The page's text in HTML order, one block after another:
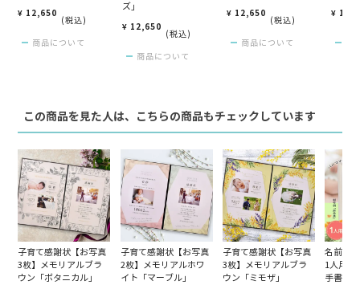
¥ 12,650
税込
商品について
ズ」
¥ 12,650
税込
商品について
¥ 12,650
税込
商品について
¥
この商品を見た人は、こちらの商品もチェックしています
子育て感謝状【お写真
3枚】メモリアルブラ
ウン「ボタニカル」
子育て感謝状【お写真
2枚】メモリアルホワ
イト「マーブル」
子育て感謝状【お写真
3枚】メモリアルブラ
ウン「ミモザ」
名前花
1人用＜
手書き＞